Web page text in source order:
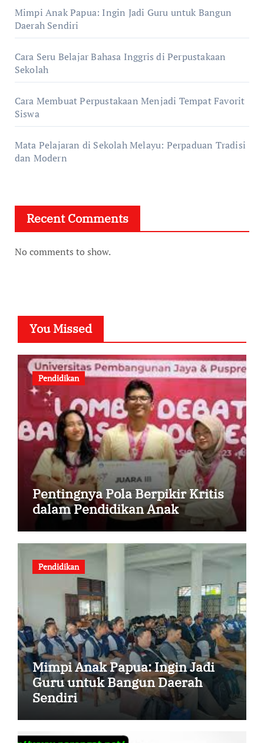
Mimpi Anak Papua: Ingin Jadi Guru untuk Bangun
Daerah Sendiri
Cara Seru Belajar Bahasa Inggris di Perpustakaan
Sekolah
Cara Membuat Perpustakaan Menjadi Tempat Favorit
Siswa
Mata Pelajaran di Sekolah Melayu: Perpaduan Tradisi
dan Modern
Recent Comments
No comments to show.
You Missed
Pendidikan
Pentingnya Pola Berpikir Kritis
dalam Pendidikan Anak
Pendidikan
Mimpi Anak Papua: Ingin Jadi
Guru untuk Bangun Daerah
Sendiri